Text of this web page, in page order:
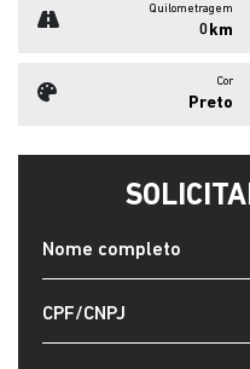
Quilometragem
0km
Cor
Preto